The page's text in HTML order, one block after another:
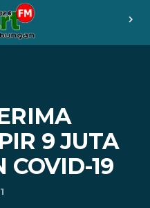
chevron_right
9 JUTA
COVID-19